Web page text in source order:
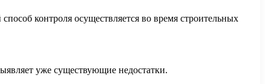
контроля осуществляется во время строительных
уже существующие недостатки.